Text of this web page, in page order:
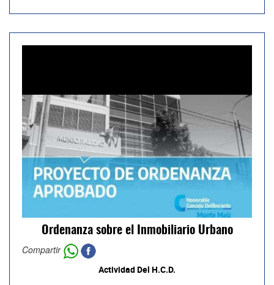
Ordenanza sobre el Inmobiliario Urbano
Compartir
Actividad Del H.C.D.